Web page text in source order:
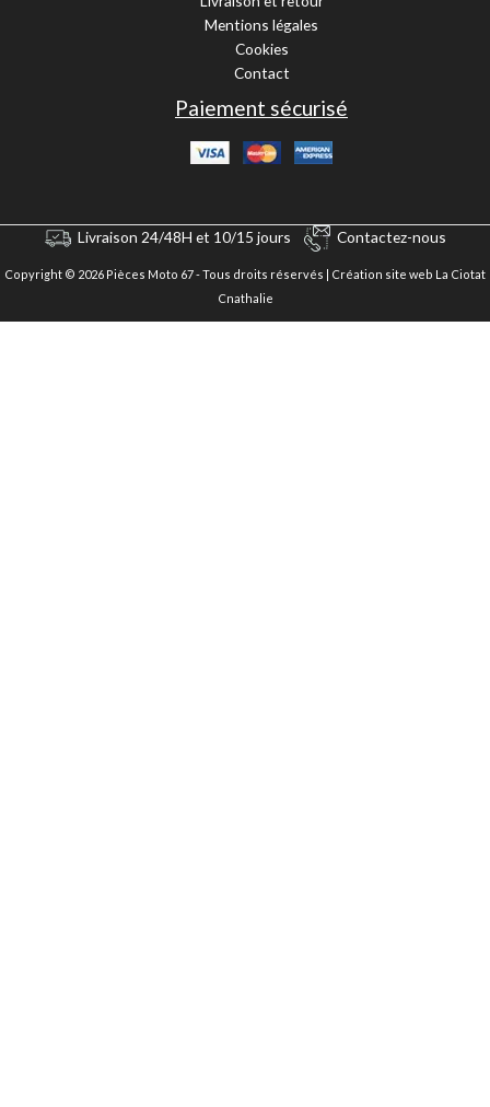
Mentions légales
Cookies
Contact
Paiement sécurisé
Livraison 24/48H et 10/15 jours Contactez-nous
Copyright © 2026 Pièces Moto 67 - Tous droits réservés | Création site web La Ciotat
Cnathalie